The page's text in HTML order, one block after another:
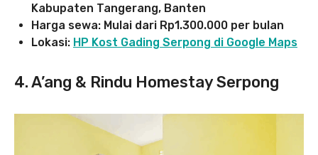
Kabupaten Tangerang, Banten
Harga sewa: Mulai dari Rp1.300.000 per bulan
Lokasi: HP Kost Gading Serpong di Google Maps
4. A’ang & Rindu Homestay Serpong